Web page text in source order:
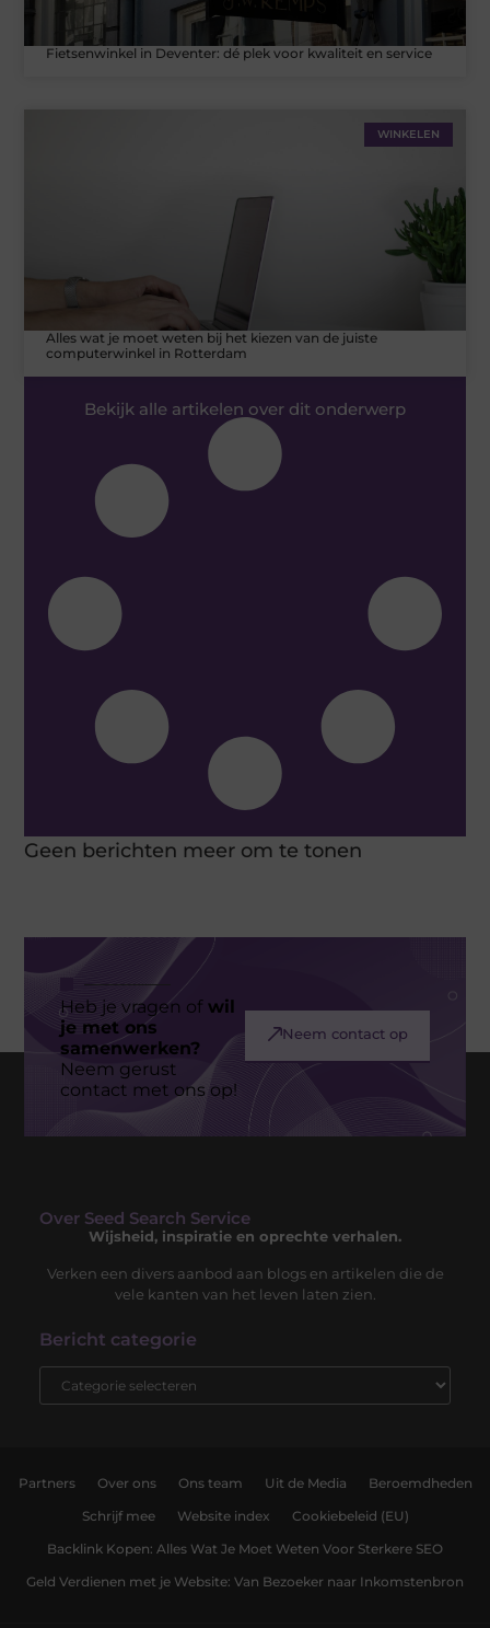
Fietsenwinkel in Deventer: dé plek voor kwaliteit en service
WINKELEN
Alles wat je moet weten bij het kiezen van de juiste
computerwinkel in Rotterdam
Bekijk alle artikelen over dit onderwerp
Geen berichten meer om te tonen
Heb je vragen ofwil
je met ons
samenwerken?
Neem gerust
contact met ons op!
Neem contact op
Over Seed Search Service
Wijsheid, inspiratie en oprechte verhalen.
Verken een divers aanbod aan blogs en artikelen die de
vele kanten van het leven laten zien.
Bericht categorie
Partners Over ons Ons team Uit de Media Beroemdheden
Schrijf mee Website index Cookiebeleid (EU)
Backlink Kopen: Alles Wat Je Moet Weten Voor Sterkere SEO
Geld Verdienen met je Website: Van Bezoeker naar Inkomstenbron